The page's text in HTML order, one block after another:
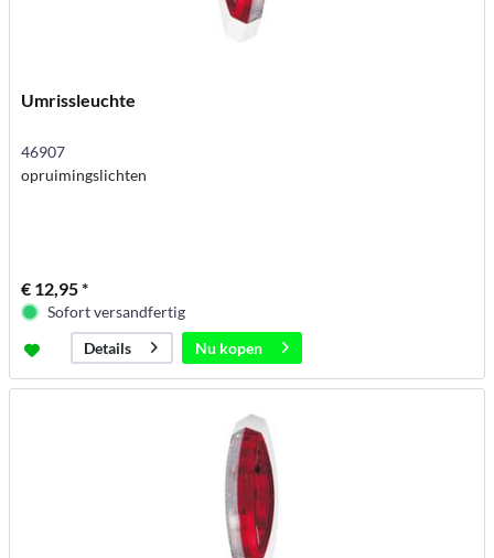
Umrissleuchte
46907
opruimingslichten
€ 12,95 *
Sofort versandfertig
Details
Nu kopen